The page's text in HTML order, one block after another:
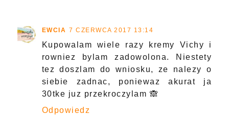
EWCIA 7 CZERWCA 2017 13:14
Kupowalam wiele razy kremy Vichy i
rowniez bylam zadowolona. Niestety
tez doszlam do wniosku, ze nalezy o
siebie zadnac, poniewaz akurat ja
30tke juz przekroczylam 🙈
Odpowiedz